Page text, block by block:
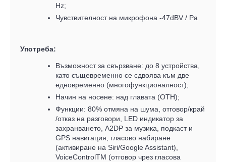
Hz;
Чувствителност на микрофона -47dBV / Pa
Употреба:
Възможност за свързване: до 8 устройства,
като същевременно се сдвоява към две
едновременно (многофункционалност);
Начин на носене: над главата (OTH);
Функции: 80% отмяна на шума, отговор/край
/отказ на разговори, LED индикатор за
захранването, A2DP за музика, подкаст и
GPS навигация, гласово набиране
(активиране на Siri/Google Assistant),
VoiceControlTM (отговор чрез гласова